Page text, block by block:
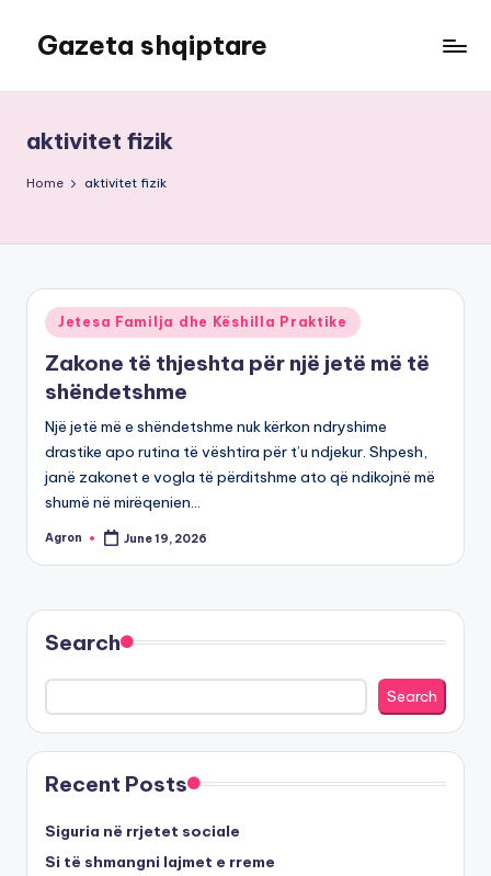
content
Gazeta shqiptare
aktivitet fizik
Home aktivitet fizik
Posted
in
Jetesa Familja dhe Këshilla Praktike
Zakone të thjeshta për një jetë më të
shëndetshme
Një jetë më e shëndetshme nuk kërkon ndryshime
drastike apo rutina të vështira për t’u ndjekur. Shpesh,
janë zakonet e vogla të përditshme ato që ndikojnë më
shumë në mirëqenien…
Posted
Agron June 19, 2026
Search
Search
Recent Posts
Siguria në rrjetet sociale
Si të shmangni lajmet e rreme